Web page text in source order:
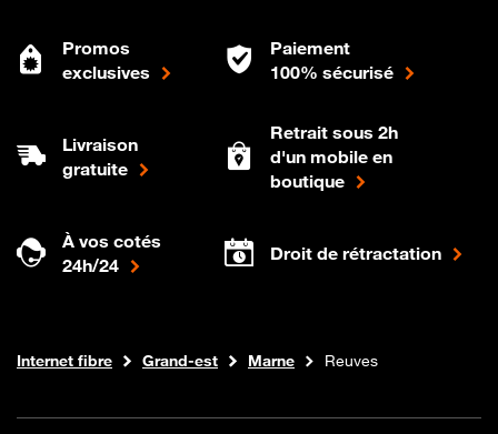
Promos
exclusives
Paiement
100% sécurisé
Livraison
gratuite
Retrait sous 2h
d'un mobile en
boutique
À vos cotés
24h/24
Droit de rétractation
Boutique Orange
Internet fibre Grand-est Marne Reuves